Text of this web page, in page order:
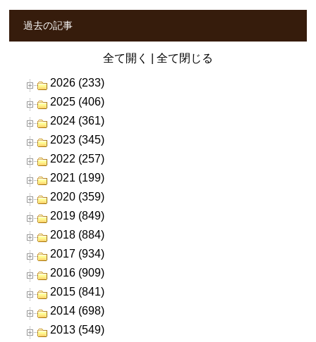
過去の記事
全て開く 全て閉じる
2026 (233)
2025 (406)
2024 (361)
2023 (345)
2022 (257)
2021 (199)
2020 (359)
2019 (849)
2018 (884)
2017 (934)
2016 (909)
2015 (841)
2014 (698)
2013 (549)